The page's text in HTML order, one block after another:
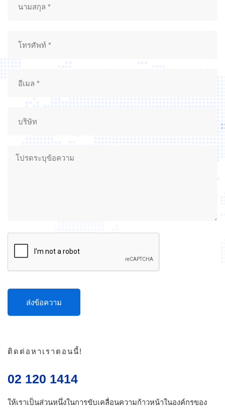
ติดต่อหาเราตอนนี้!
02 120 1414
ให้เราเป็นส่วนหนึ่งในการขับเคลื่อนความก้าวหน้าในองค์กรของ